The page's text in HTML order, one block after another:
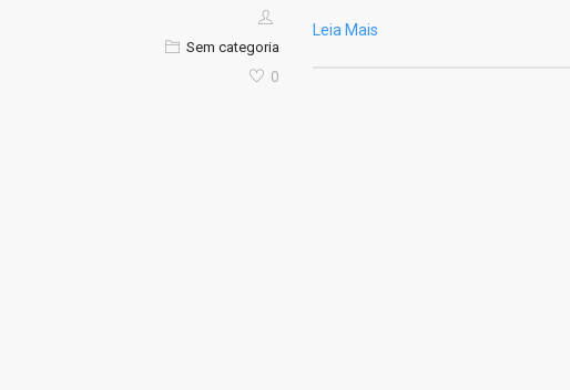
Sem categoria
0
Leia Mais